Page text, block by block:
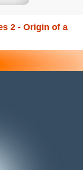
2 - Origin of a